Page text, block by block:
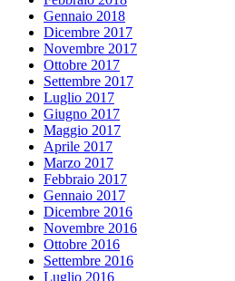
Gennaio 2018
Dicembre 2017
Novembre 2017
Ottobre 2017
Settembre 2017
Luglio 2017
Giugno 2017
Maggio 2017
Aprile 2017
Marzo 2017
Febbraio 2017
Gennaio 2017
Dicembre 2016
Novembre 2016
Ottobre 2016
Settembre 2016
Luglio 2016